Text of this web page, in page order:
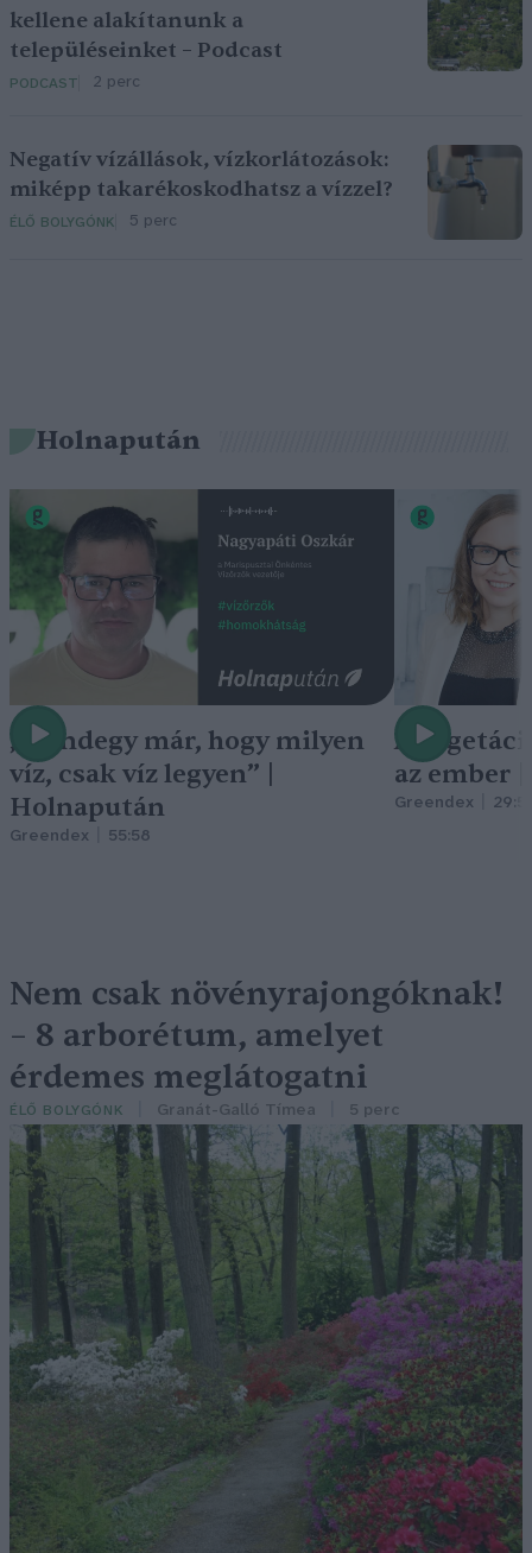
kellene alakítanunk a
településeinket – Podcast
PODCAST 2 perc
Negatív vízállások, vízkorlátozások:
miképp takarékoskodhatsz a vízzel?
ÉLŐ BOLYGÓNK 5 perc
Holnapután
„Mindegy már, hogy milyen
víz, csak víz legyen” |
Holnapután
Greendex 55:58
A
az ember
Greendex
Nem csak növényrajongóknak!
– 8 arborétum, amelyet
érdemes meglátogatni
ÉLŐ BOLYGÓNK Granát-Galló Tímea 5 perc